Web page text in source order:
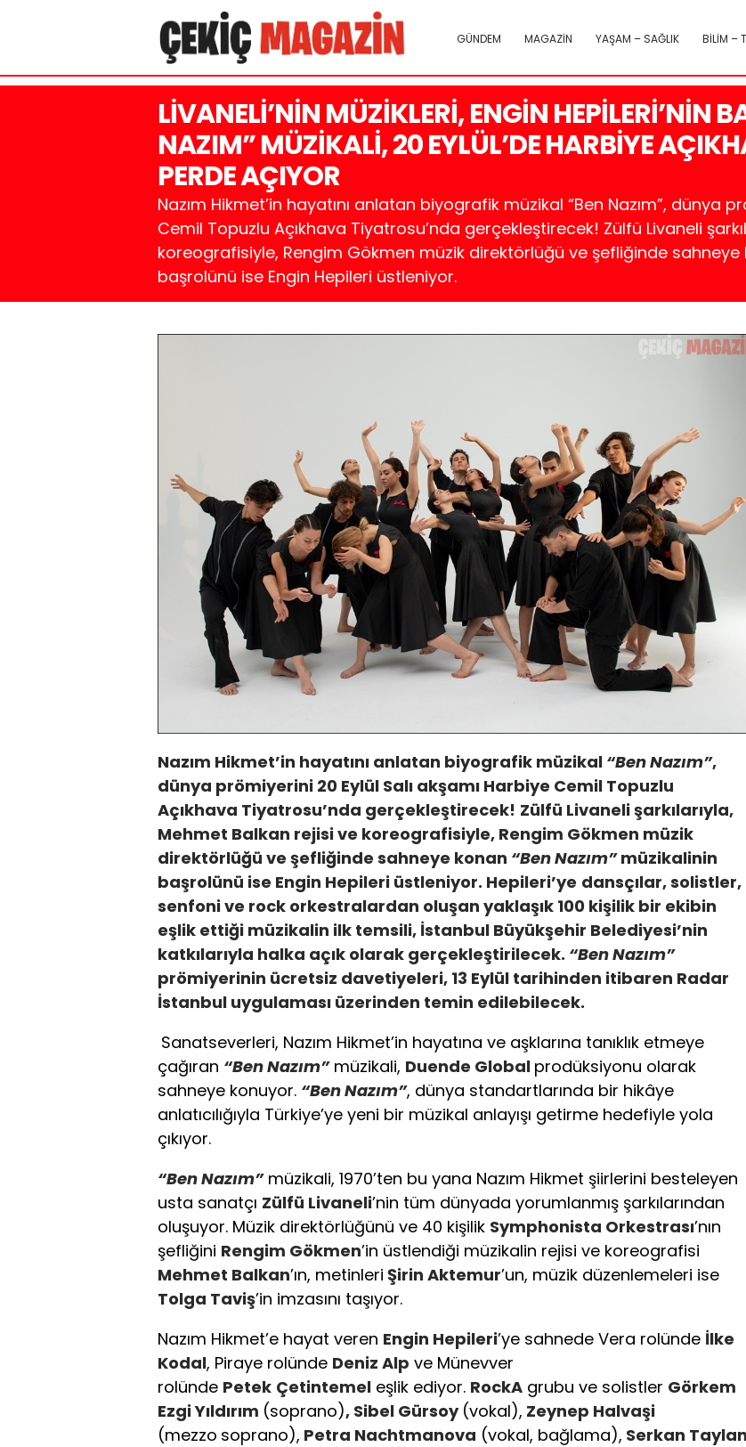
GÜNDEM MAGAZİN YAŞAM – SAĞLIK BİLİM –
LİVANELİ’NİN MÜZİKLERİ, ENGİN HEPİLERİ’NİN
NAZIM” MÜZİKALİ, 20 EYLÜL’DE HARBİYE
PERDE AÇIYOR
Nazım Hikmet’in hayatını anlatan biyografik müzikal “Ben Nazım”, dünya
Cemil Topuzlu Açıkhava Tiyatrosu’nda gerçekleştirecek! Zülfü Livaneli
koreografisiyle, Rengim Gökmen müzik direktörlüğü ve şefliğinde sahneye
başrolünü ise Engin Hepileri üstleniyor.
Nazım Hikmet’in hayatını anlatan biyografik müzikal “Ben Nazım”,
dünya prömiyerini 20 Eylül Salı akşamı Harbiye Cemil Topuzlu
Açıkhava Tiyatrosu’nda gerçekleştirecek! Zülfü Livaneli şarkılarıyla,
Mehmet Balkan rejisi ve koreografisiyle, Rengim Gökmen müzik
direktörlüğü ve şefliğinde sahneye konan “Ben Nazım”müzikalinin
başrolünü ise Engin Hepileri üstleniyor. Hepileri’ye dansçılar, solistler,
senfoni ve rock orkestralardan oluşan yaklaşık 100 kişilik bir ekibin
eşlik ettiği müzikalin ilk temsili, İstanbul Büyükşehir Belediyesi’nin
katkılarıyla halka açık olarak gerçekleştirilecek. “Ben Nazım”
prömiyerinin ücretsiz davetiyeleri, 13 Eylül tarihinden itibaren Radar
İstanbul uygulaması üzerinden temin edilebilecek.
Sanatseverleri, Nazım Hikmet’in hayatına ve aşklarına tanıklık etmeye
çağıran “Ben Nazım”müzikali, Duende Global prodüksiyonu olarak
sahneye konuyor. “Ben Nazım”, dünya standartlarında bir hikâye
anlatıcılığıyla Türkiye’ye yeni bir müzikal anlayışı getirme hedefiyle yola
çıkıyor.
“Ben Nazım”müzikali, 1970’ten bu yana Nazım Hikmet şiirlerini besteleyen
usta sanatçı Zülfü Livaneli’nin tüm dünyada yorumlanmış şarkılarından
oluşuyor. Müzik direktörlüğünü ve 40 kişilik Symphonista Orkestrası’nın
şefliğini Rengim Gökmen’in üstlendiği müzikalin rejisi ve koreografisi
Mehmet Balkan’ın, metinleri Şirin Aktemur’un, müzik düzenlemeleri ise
Tolga Taviş’in imzasını taşıyor.
Nazım Hikmet’e hayat veren Engin Hepileri’ye sahnede Vera rolünde İlke
Kodal, Piraye rolünde Deniz Alp ve Münevver
rolünde Petek Çetintemel eşlik ediyor. RockA grubu ve solistler Görkem
Ezgi Yıldırım (soprano), Sibel Gürsoy (vokal), Zeynep Halvaşi
(mezzo soprano), Petra Nachtmanova (vokal, bağlama), Serkan Taylan